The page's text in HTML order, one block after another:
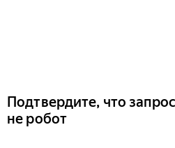
Подтвердите, что
не робот